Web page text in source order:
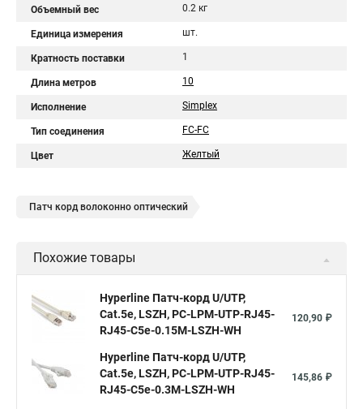
Объемный вес 0.2 кг
Единица измерения шт.
Кратность поставки 1
Длина метров 10
Исполнение Simplex
Тип соединения FC-FC
Цвет Желтый
Патч корд волоконно оптический
Похожие товары
Hyperline Патч-корд U/UTP,
Cat.5е, LSZH, PC-LPM-UTP-RJ45-
RJ45-C5e-0.15M-LSZH-WH
120,90 ₽
Hyperline Патч-корд U/UTP,
Cat.5е, LSZH, PC-LPM-UTP-RJ45-
RJ45-C5e-0.3M-LSZH-WH
145,86 ₽